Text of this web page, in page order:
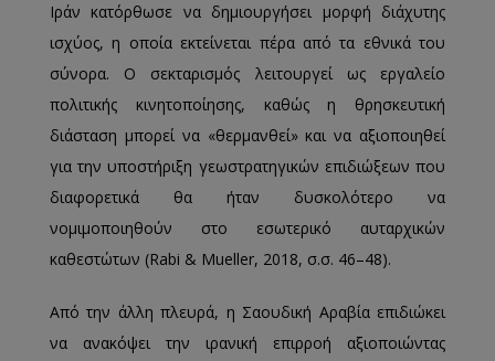
Ιράν κατόρθωσε να δημιουργήσει μορφή διάχυτης
ισχύος, η οποία εκτείνεται πέρα από τα εθνικά του
σύνορα. Ο σεκταρισμός λειτουργεί ως εργαλείο
πολιτικής κινητοποίησης, καθώς η θρησκευτική
διάσταση μπορεί να «θερμανθεί» και να αξιοποιηθεί
για την υποστήριξη γεωστρατηγικών επιδιώξεων που
διαφορετικά θα ήταν δυσκολότερο να
νομιμοποιηθούν στο εσωτερικό αυταρχικών
καθεστώτων (Rabi & Mueller, 2018, σ.σ. 46–48).
Από την άλλη πλευρά, η Σαουδική Αραβία επιδιώκει
να ανακόψει την ιρανική επιρροή αξιοποιώντας